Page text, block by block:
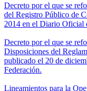
Decreto por el que se
del Registro Público de
2014 en el Diario Oficial
Decreto por el que se
Disposiciones del
publicado el 20 de
Federación.
Lineamientos para la